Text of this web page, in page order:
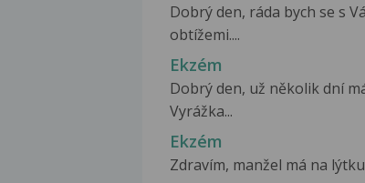
Dobrý den, ráda bych se s
obtížemi....
Ekzém
Dobrý den, už několik dní
Vyrážka...
Ekzém
Zdravím, manžel má na